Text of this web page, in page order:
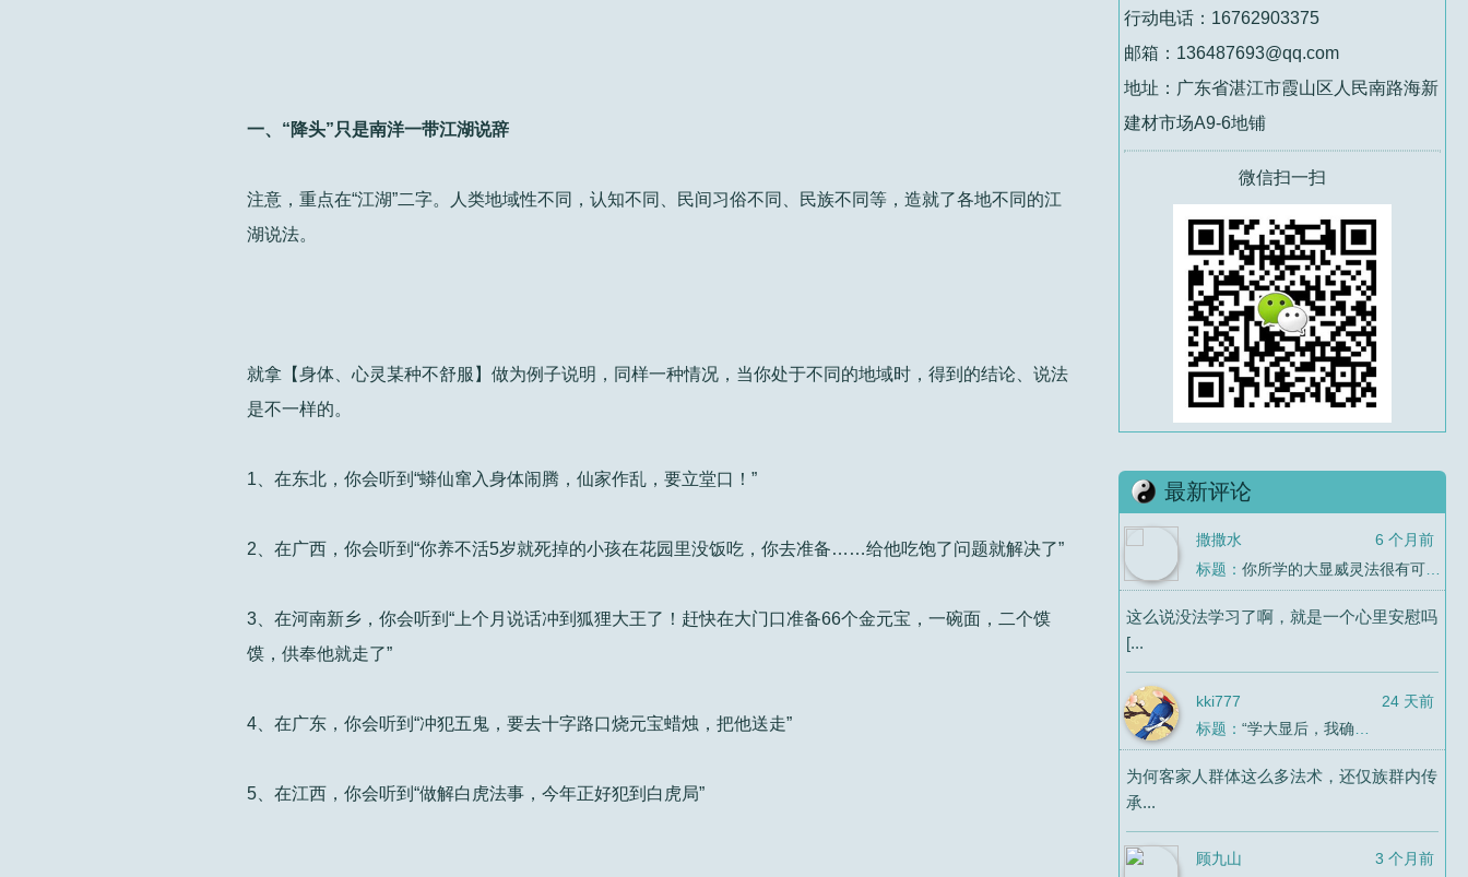
一、“降头”只是南洋一带江湖说辞
注意，重点在“江湖”二字。人类地域性不同，认知不同、民间习俗不同、民族不同等，造就了各地不同的江
湖说法。
就拿【身体、心灵某种不舒服】做为例子说明，同样一种情况，当你处于不同的地域时，得到的结论、说法
是不一样的。
1、在东北，你会听到“蟒仙窜入身体闹腾，仙家作乱，要立堂口！”
2、在广西，你会听到“你养不活5岁就死掉的小孩在花园里没饭吃，你去准备……给他吃饱了问题就解决了”
3、在河南新乡，你会听到“上个月说话冲到狐狸大王了！赶快在大门口准备66个金元宝，一碗面，二个馍
馍，供奉他就走了”
4、在广东，你会听到“冲犯五鬼，要去十字路口烧元宝蜡烛，把他送走”
5、在江西，你会听到“做解白虎法事，今年正好犯到白虎局”
行动电话：16762903375
邮箱：136487693@qq.com
地址：广东省湛江市霞山区人民南路海新
建材市场A9-6地铺
微信扫一扫
最新评论
撒撒水
6 个月前
标题： 你所学的大显威灵法很有可能连“法教”都算不上
这么说没法学习了啊，就是一个心里安慰吗
[...
kki777
24 天前
标题： “学大显后，我确定了自己是同性恋”
为何客家人群体这么多法术，还仅族群内传
承...
顾九山
3 个月前